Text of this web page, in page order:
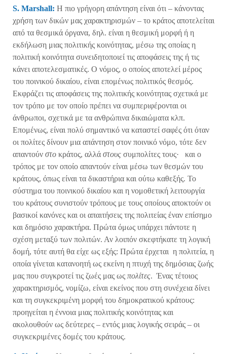
S. Marshall: Η πιο γρήγορη απάντηση είναι ότι – κάνοντας
χρήση των δικών μας χαρακτηρισμών – το κράτος αποτελείται
από τα θεσμικά όργανα, δηλ. είναι η θεσμική μορφή ή η
εκδήλωση μιας πολιτικής κοινότητας, μέσω της οποίας η
πολιτική κοινότητα συνειδητοποιεί τις αποφάσεις της ή τις
κάνει αποτελεσματικές. Ο νόμος, ο οποίος αποτελεί μέρος
του ποινικού δικαίου, είναι επομένως πολιτικός θεσμός.
Εκφράζει τις αποφάσεις της πολιτικής κοινότητας σχετικά με
τον τρόπο με τον οποίο πρέπει να συμπεριφέρονται οι
άνθρωποι, σχετικά με τα ανθρώπινα δικαιώματα κλπ.
Επομένως, είναι πολύ σημαντικό να καταστεί σαφές ότι όταν
οι πολίτες δίνουν μια απάντηση στον ποινικό νόμο, τότε δεν
απαντούν στο κράτος, αλλά στους συμπολίτες τους· και ο
τρόπος με τον οποίο απαντούν είναι μέσω των θεσμών του
κράτους, όπως είναι τα δικαστήρια και ούτω καθεξής. Το
σύστημα του ποινικού δικαίου και η νομοθετική λειτουργία
του κράτους συνιστούν τρόπους με τους οποίους αποκτούν οι
βασικοί κανόνες και οι απαιτήσεις της πολιτείας έναν επίσημο
και δημόσιο χαρακτήρα. Πρώτα όμως υπάρχει πάντοτε η
σχέση μεταξύ των πολιτών. Αν λοιπόν σκεφτήκατε τη λογική
δομή, τότε αυτή θα είχε ως εξής: Πρώτα έρχεται η πολιτεία, η
οποία γίνεται κατανοητή ως εκείνη η πτυχή της δημόσιας ζωής
μας που συγκροτεί τις ζωές μας ως πολίτες. Ένας τέτοιος
χαρακτηρισμός, νομίζω, είναι εκείνος που στη συνέχεια δίνει
και τη συγκεκριμένη μορφή του δημοκρατικού κράτους:
προηγείται η έννοια μιας πολιτικής κοινότητας και
ακολουθούν ως δεύτερες – εντός μιας λογικής σειράς – οι
συγκεκριμένες δομές του κράτους.